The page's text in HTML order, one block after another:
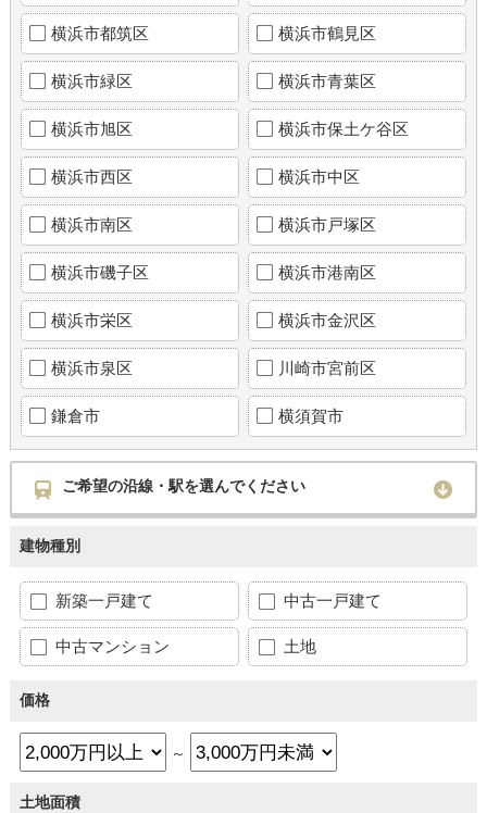
横浜市都筑区 横浜市鶴見区
横浜市緑区 横浜市青葉区
横浜市旭区 横浜市保土ケ谷区
横浜市西区 横浜市中区
横浜市南区 横浜市戸塚区
横浜市磯子区 横浜市港南区
横浜市栄区 横浜市金沢区
横浜市泉区 川崎市宮前区
鎌倉市 横須賀市
ご希望の沿線・駅を選んでください
建物種別
新築一戸建て 中古一戸建て
中古マンション 土地
価格
～
土地面積